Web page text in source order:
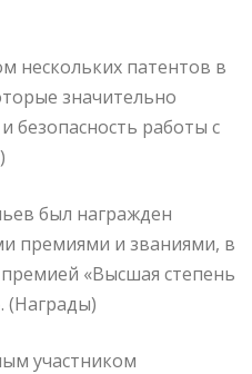
нескольких патентов в
значительно
безопасность работы с
был награжден
премиями и званиями, в
«Высшая степень
(Награды)
участником